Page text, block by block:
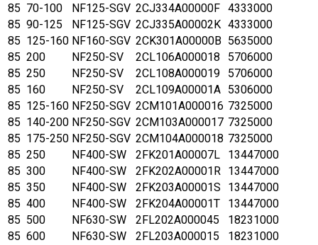
85 70-100 NF125-SGV 2CJ334A00000F 4333000
85 90-125 NF125-SGV 2CJ335A00002K 4333000
85 125-160 NF160-SGV 2CK301A00000B 5635000
85 200 NF250-SV 2CL106A000018
5706000
85 250 NF250-SV 2CL108A000019
5706000
85 160 NF250-SV 2CL109A00001A 5306000
85 125-160 NF250-SGV 2CM101A000016 7325000
85 140-200 NF250-SGV 2CM103A000017 7325000
85 175-250 NF250-SGV 2CM104A000018 7325000
85 250 NF400-SW 2FK201A00007L
13447000
85 300 NF400-SW 2FK202A00001R 13447000
85 350 NF400-SW 2FK203A00001S
13447000
85 400 NF400-SW 2FK204A00001T
13447000
85 500 NF630-SW 2FL202A000045
18231000
85 600 NF630-SW 2FL203A000015
18231000